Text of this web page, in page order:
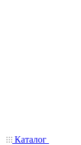
Каталог